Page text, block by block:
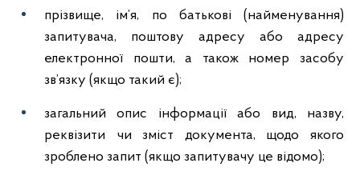
прізвище, ім’я, по батькові (найменування)
запитувача, поштову адресу або адресу
електронної пошти, а також номер засобу
зв’язку (якщо такий є);
загальний опис інформації або вид, назву,
реквізити чи зміст документа, щодо якого
зроблено запит (якщо запитувачу це відомо);